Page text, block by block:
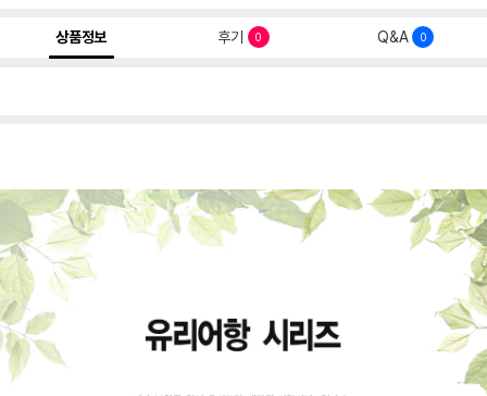
상품정보 후기 0 Q&A 0